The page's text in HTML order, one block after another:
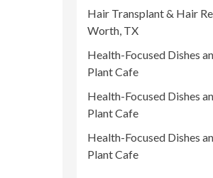
Hair Transplant & Hair
Worth, TX
Health-Focused Dishes
Plant Cafe
Health-Focused Dishes
Plant Cafe
Health-Focused Dishes
Plant Cafe